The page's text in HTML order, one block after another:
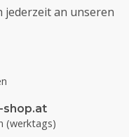
jederzeit an unseren
shop.at
(werktags)